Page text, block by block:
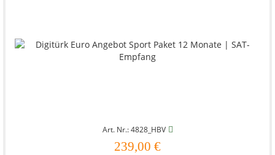
Art. Nr.: 4828_HBV
239,00 €